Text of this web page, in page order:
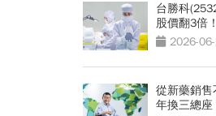
台勝科
股價翻3倍
下半年還能
2026-
從新藥銷售
年換三總座